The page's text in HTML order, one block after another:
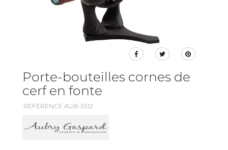
Porte-bouteilles cornes de
cerf en fonte
REFERENCE AUB-5512